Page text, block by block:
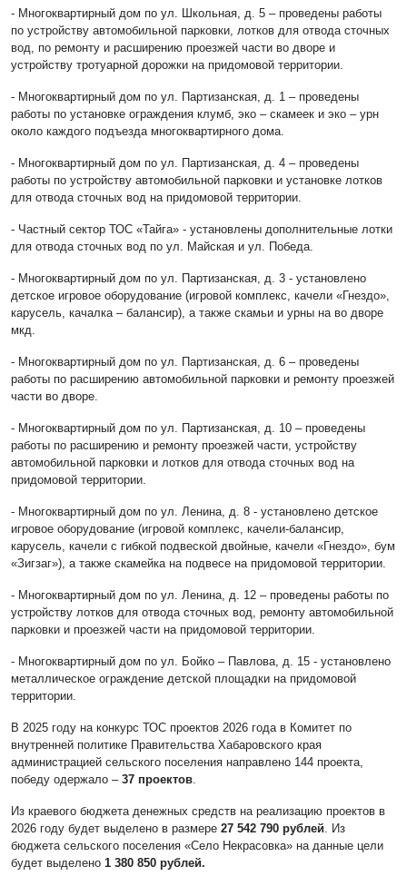
- Многоквартирный дом по ул. Школьная, д. 5 – проведены работы
по устройству автомобильной парковки, лотков для отвода сточных
вод, по ремонту и расширению проезжей части во дворе и
устройству тротуарной дорожки на придомовой территории.
- Многоквартирный дом по ул. Партизанская, д. 1 – проведены
работы по установке ограждения клумб, эко – скамеек и эко – урн
около каждого подъезда многоквартирного дома.
- Многоквартирный дом по ул. Партизанская, д. 4 – проведены
работы по устройству автомобильной парковки и установке лотков
для отвода сточных вод на придомовой территории.
- Частный сектор ТОС «Тайга» - установлены дополнительные лотки
для отвода сточных вод по ул. Майская и ул. Победа.
- Многоквартирный дом по ул. Партизанская, д. 3 - установлено
детское игровое оборудование (игровой комплекс, качели «Гнездо»,
карусель, качалка – балансир), а также скамьи и урны на во дворе
мкд.
- Многоквартирный дом по ул. Партизанская, д. 6 – проведены
работы по расширению автомобильной парковки и ремонту проезжей
части во дворе.
- Многоквартирный дом по ул. Партизанская, д. 10 – проведены
работы по расширению и ремонту проезжей части, устройству
автомобильной парковки и лотков для отвода сточных вод на
придомовой территории.
- Многоквартирный дом по ул. Ленина, д. 8 - установлено детское
игровое оборудование (игровой комплекс, качели-балансир,
карусель, качели с гибкой подвеской двойные, качели «Гнездо», бум
«Зигзаг»), а также скамейка на подвесе на придомовой территории.
- Многоквартирный дом по ул. Ленина, д. 12 – проведены работы по
устройству лотков для отвода сточных вод, ремонту автомобильной
парковки и проезжей части на придомовой территории.
- Многоквартирный дом по ул. Бойко – Павлова, д. 15 - установлено
металлическое ограждение детской площадки на придомовой
территории.
В 2025 году на конкурс ТОС проектов 2026 года в Комитет по
внутренней политике Правительства Хабаровского края
администрацией сельского поселения направлено 144 проекта,
победу одержало – 37 проектов
Из краевого бюджета денежных средств на реализацию проектов в
2026 году будет выделено в размере 27 542 790 рублей . Из
бюджета сельского поселения «Село Некрасовка» на данные цели
будет выделено 1 380 850 рублей.